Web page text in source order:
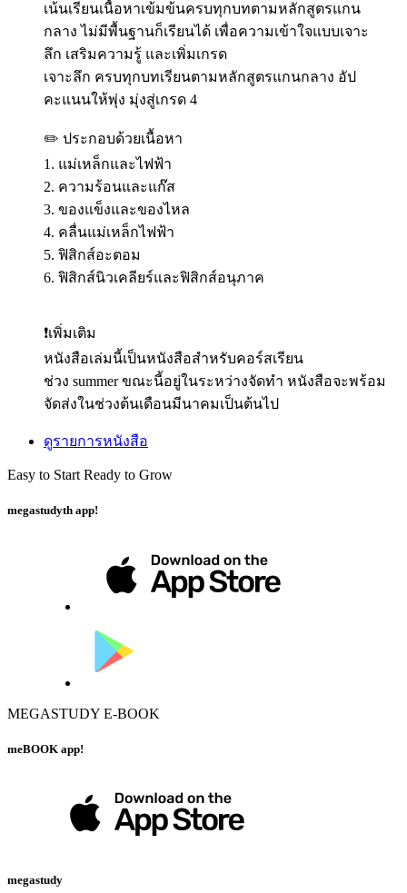
เน้นเรียนเนื้อหาเข้มข้นครบทุกบทตามหลักสูตรแกน
กลาง ไม่มีพื้นฐานก็เรียนได้ เพื่อความเข้าใจแบบเจาะ
ลึก เสริมความรู้ และเพิ่มเกรด
เจาะลึก ครบทุกบทเรียนตามหลักสูตรแกนกลาง อัป
คะแนนให้พุ่ง มุ่งสู่เกรด 4
✏️ ประกอบด้วยเนื้อหา
1. แม่เหล็กและไฟฟ้า
2. ความร้อนและแก๊ส
3. ของแข็งและของไหล
4. คลื่นแม่เหล็กไฟฟ้า
5. ฟิสิกส์อะตอม
6. ฟิสิกส์นิวเคลียร์และฟิสิกส์อนุภาค
❗เพิ่มเติม
หนังสือเล่มนี้เป็นหนังสือสำหรับคอร์สเรียน
ช่วง summer ขณะนี้อยู่ในระหว่างจัดทำ หนังสือจะพร้อม
จัดส่งในช่วงต้นเดือนมีนาคมเป็นต้นไป
ดูรายการหนังสือ
Easy to Start Ready to Grow
megastudyth app!
MEGASTUDY E-BOOK
meBOOK app!
megastudy